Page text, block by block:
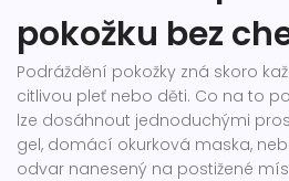
pokožku bez
Podráždění pokožky zná skoro
citlivou pleť nebo děti. Co na to
lze dosáhnout jednoduchými
gel, domácí okurková maska,
odvar nanesený na postižené